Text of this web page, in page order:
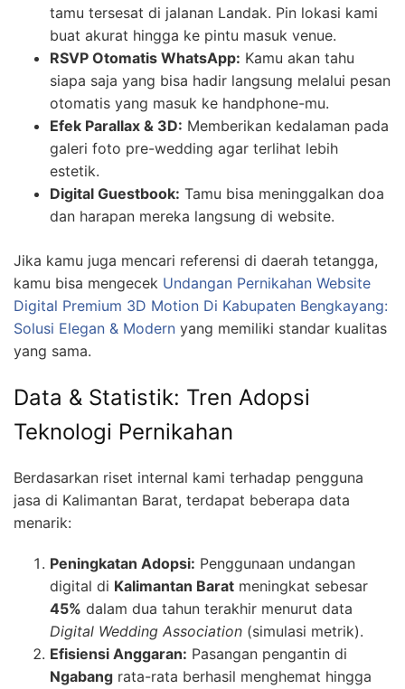
tamu tersesat di jalanan Landak. Pin lokasi kami
buat akurat hingga ke pintu masuk venue.
RSVP Otomatis WhatsApp: Kamu akan tahu
siapa saja yang bisa hadir langsung melalui pesan
otomatis yang masuk ke handphone-mu.
Efek Parallax & 3D: Memberikan kedalaman pada
galeri foto pre-wedding agar terlihat lebih
estetik.
Digital Guestbook: Tamu bisa meninggalkan doa
dan harapan mereka langsung di website.
Jika kamu juga mencari referensi di daerah tetangga,
kamu bisa mengecek Undangan Pernikahan Website
Digital Premium 3D Motion Di Kabupaten Bengkayang:
Solusi Elegan & Modern yang memiliki standar kualitas
yang sama.
Data & Statistik: Tren Adopsi
Teknologi Pernikahan
Berdasarkan riset internal kami terhadap pengguna
jasa di Kalimantan Barat, terdapat beberapa data
menarik:
Peningkatan Adopsi: Penggunaan undangan
digital di Kalimantan Barat meningkat sebesar
45% dalam dua tahun terakhir menurut data
Digital Wedding Association (simulasi metrik).
Efisiensi Anggaran: Pasangan pengantin di
Ngabang rata-rata berhasil menghemat hingga